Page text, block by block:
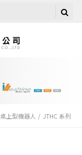
桌上型機器人 JTHC 系列